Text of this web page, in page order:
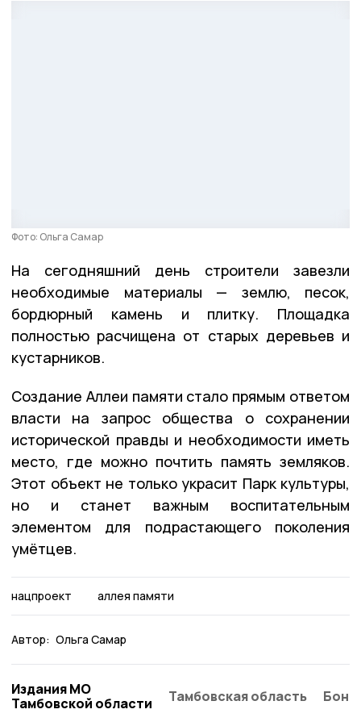
Фото: Ольга Самар
На сегодняшний день строители завезли
необходимые материалы — землю, песок,
бордюрный камень и плитку. Площадка
полностью расчищена от старых деревьев и
кустарников.
Создание Аллеи памяти стало прямым ответом
власти на запрос общества о сохранении
исторической правды и необходимости иметь
место, где можно почтить память земляков.
Этот объект не только украсит Парк культуры,
но и станет важным воспитательным
элементом для подрастающего поколения
умётцев.
нацпроект аллея памяти
Автор: Ольга Самар
Издания МО
Тамбовской области
Тамбовская область